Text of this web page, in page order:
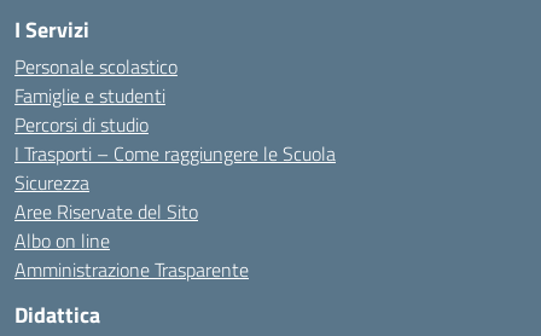
I Servizi
Personale scolastico
Famiglie e studenti
Percorsi di studio
I Trasporti – Come raggiungere le Scuola
Sicurezza
Aree Riservate del Sito
Albo on line
Amministrazione Trasparente
Didattica